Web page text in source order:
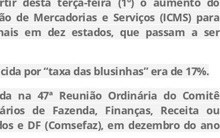
de Mercadorias e Serviços (ICMS) para
em dez estados, que passam a ser
por “taxa das blusinhas” era de 17%.
na 47ª Reunião Ordinária do Comitê
de Fazenda, Finanças, Receita ou
e DF (Comsefaz), em dezembro do ano